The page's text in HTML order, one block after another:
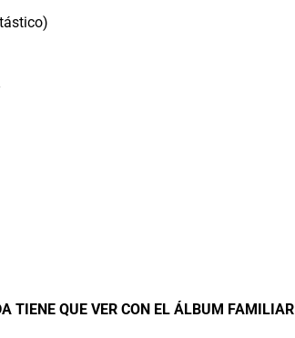
TIENE QUE VER CON EL ÁLBUM FAMILIAR